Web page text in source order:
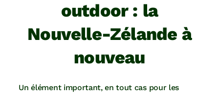
outdoor : la
Nouvelle-Zélande à
nouveau
Un élément important, en tout cas pour les